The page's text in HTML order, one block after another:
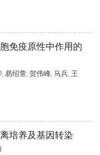
免疫原性中作用的
, 易绍萱, 贺伟峰, 马兵, 王
培养及基因转染